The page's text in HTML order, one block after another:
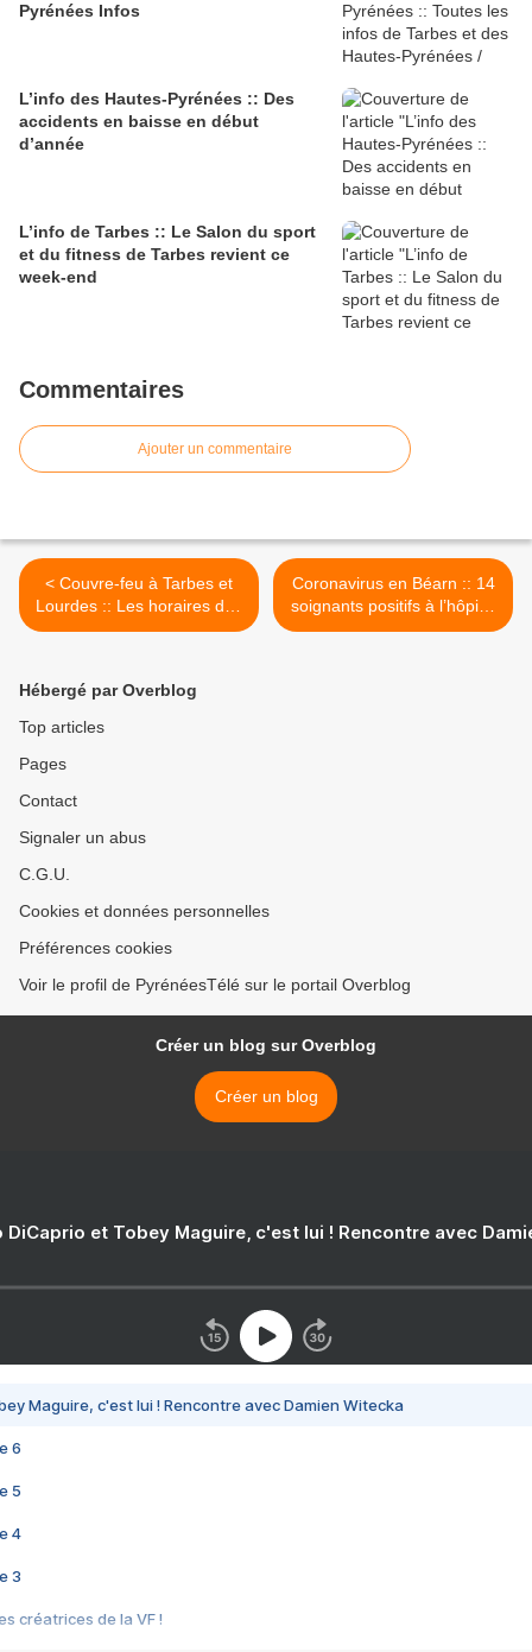
Pyrénées Infos
L’info des Hautes-Pyrénées :: Des
accidents en baisse en début
d’année
L’info de Tarbes :: Le Salon du sport
et du fitness de Tarbes revient ce
week-end
Commentaires
Ajouter un commentaire
< Couvre-feu à Tarbes et
Lourdes :: Les horaires des
piscines changent /
Coronavirus en Béarn :: 14
soignants positifs à l’hôpital
d’Orthez / Pyrénées Infos >
Hébergé par Overblog
Top articles
Pages
Contact
Signaler un abus
C.G.U.
Cookies et données personnelles
Préférences cookies
Voir le profil de PyrénéesTélé sur le portail Overblog
Créer un blog sur Overblog
Créer un blog
DiCaprio et Tobey Maguire, c'est lui ! Rencontre avec
Maguire, c'est lui ! Rencontre avec Damien Witecka
6
5
4
3
créatrices de la VF !